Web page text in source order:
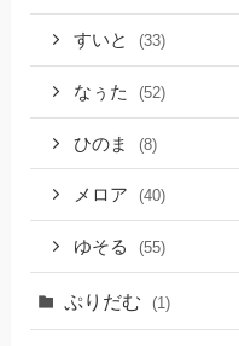
すいと (33)
なぅた (52)
ひのま (8)
メロア (40)
ゆそる (55)
ぷりだむ (1)